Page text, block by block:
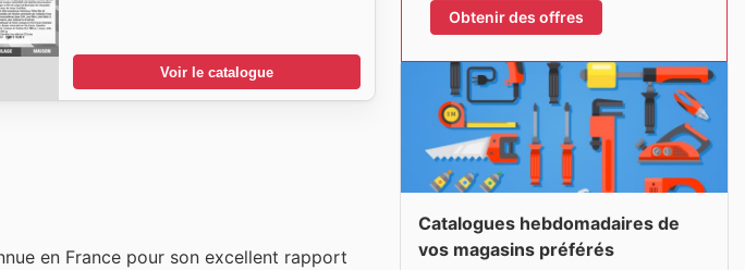
Voir le catalogue
en France pour son excellent rapport
Obtenir des offres
Catalogues hebdomadaires de
vos magasins préférés